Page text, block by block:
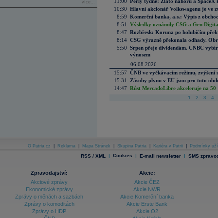
více...
10:30 Hlavní akcionář Volkswagenu je ve
8:59 Komerční banka, a.s.: Výpis z
8:51
Výsledky oznámily CSG a Gen
8:47 Rozbřesk: Koruna po holubičím
8:14 CSG výrazně překonala odhady.
5:50 Srpen přeje dividendám. CNBC
výnosem
06.08.2026
15:57 ČNB ve vyčkávacím režimu, zvýšení
15:31
Zásoby plynu v EU jsou pro toto
14:47 Růst MercadoLibre akceleruje na
1 2 3 4
O Patria.cz Reklama Mapa Stránek Skupina Patria Kariéra v Patrii Podmínky
RSS / XML | Cookies | E-mail newsletter | SMS
Zpravodajství:
Akciové zprávy
Ekonomické zprávy
Zprávy o měnách a sazbách
Zprávy o komoditách
Zprávy o HDP
Akcie:
Akcie ČEZ
Akcie NWR
Akcie Komerční banka
Akcie Erste Bank
Akcie O2